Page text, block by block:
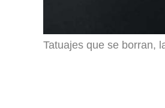
Tatuajes que se borran,